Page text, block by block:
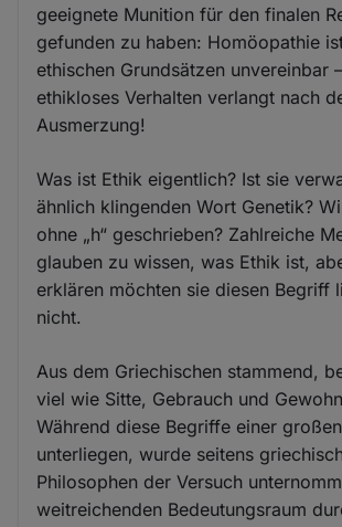
geeignete Munition für den finalen
gefunden zu haben: Homöopathie
ethischen Grundsätzen unvereinbar
ethikloses Verhalten verlangt nach
Ausmerzung!
Was ist Ethik eigentlich? Ist sie
ähnlich klingenden Wort Genetik?
ohne „h“ geschrieben? Zahlreiche
glauben zu wissen, was Ethik ist,
erklären möchten sie diesen Begriff
nicht.
Aus dem Griechischen stammend,
viel wie Sitte, Gebrauch und
Während diese Begriffe einer
unterliegen, wurde seitens
Philosophen der Versuch
weitreichenden Bedeutungsraum